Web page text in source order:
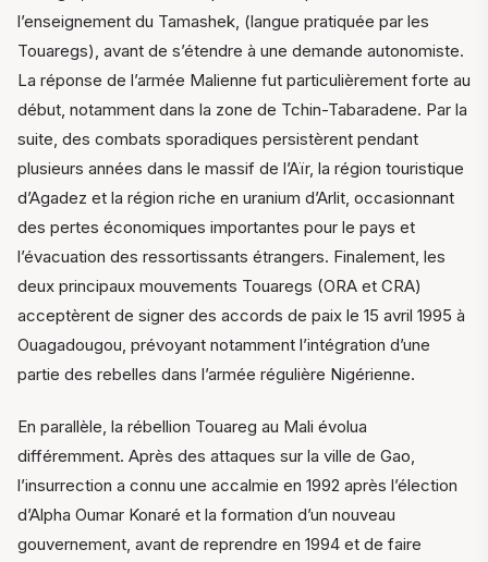
l’enseignement du Tamashek, (langue pratiquée par les
Touaregs), avant de s’étendre à une demande autonomiste.
La réponse de l’armée Malienne fut particulièrement forte au
début, notamment dans la zone de Tchin-Tabaradene. Par la
suite, des combats sporadiques persistèrent pendant
plusieurs années dans le massif de l’Aïr, la région touristique
d’Agadez et la région riche en uranium d’Arlit, occasionnant
des pertes économiques importantes pour le pays et
l’évacuation des ressortissants étrangers. Finalement, les
deux principaux mouvements Touaregs (ORA et CRA)
acceptèrent de signer des accords de paix le 15 avril 1995 à
Ouagadougou, prévoyant notamment l’intégration d’une
partie des rebelles dans l’armée régulière Nigérienne.
En parallèle, la rébellion Touareg au Mali évolua
différemment. Après des attaques sur la ville de Gao,
l’insurrection a connu une accalmie en 1992 après l’élection
d’Alpha Oumar Konaré et la formation d’un nouveau
gouvernement, avant de reprendre en 1994 et de faire